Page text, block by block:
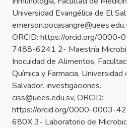
Universidad Evangélica de El
emerson.pocasangre@uees.edu.sv,
ORCID: https://orcid.org/0000-
7488-6241 2- Maestría
Inocuidad de Alimentos, Facultad
Química y Farmacia, Universidad
Salvador. investigaciones.
ciss@uees.edu.sv, ORCID:
https://orcid.org/0000-0003-
680X 3- Laboratorio de